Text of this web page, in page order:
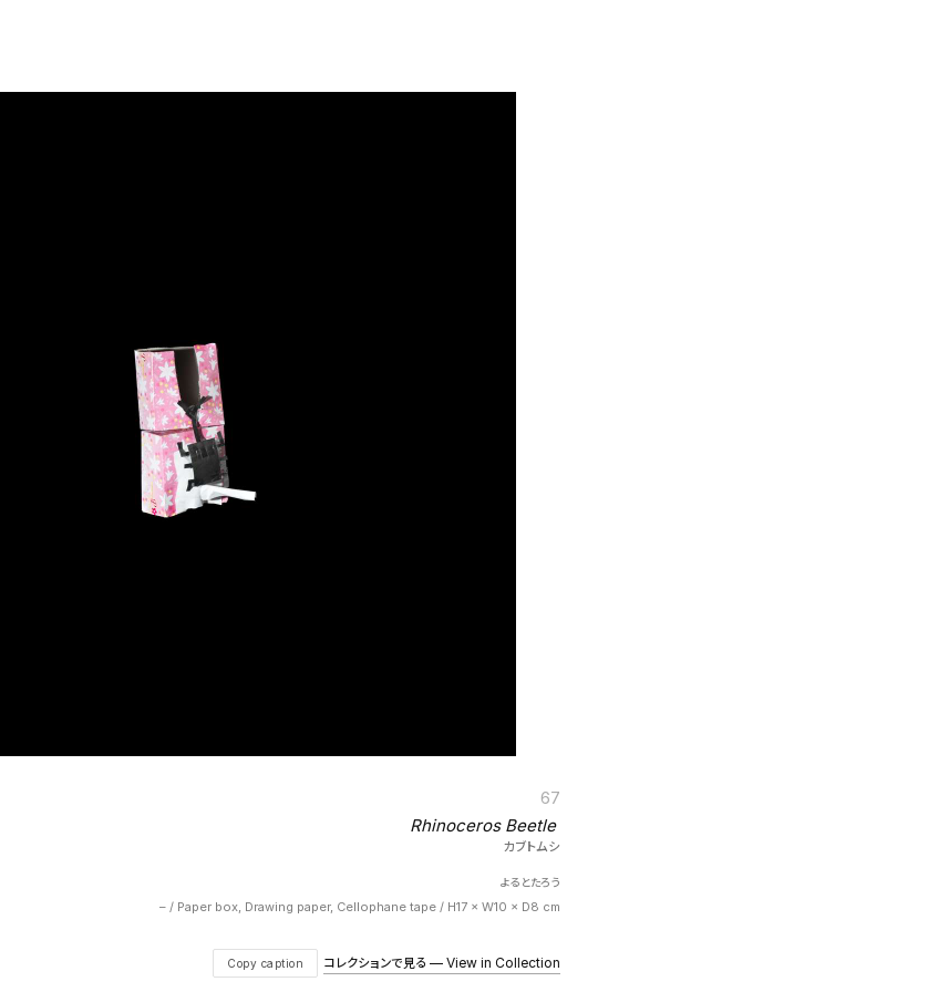
67
Rhinoceros Beetle
カブトムシ
よるとたろう
– / Paper box, Drawing paper, Cellophane tape / H17 × W10 × D8 cm
Copy caption コレクションで見る — View in Collection